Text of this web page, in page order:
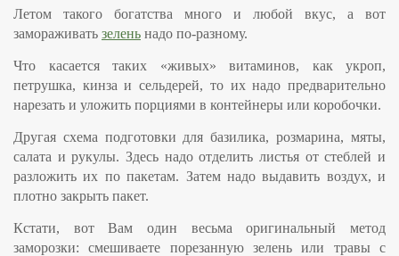
Летом такого богатства много и любой вкус, а вот
замораживать зелень надо по-разному.
Что касается таких «живых» витаминов, как укроп,
петрушка, кинза и сельдерей, то их надо предварительно
нарезать и уложить порциями в контейнеры или коробочки.
Другая схема подготовки длябазилика, розмарина, мяты,
салата и рукулы. Здесь надо отделить листья от стеблей и
разложить их по пакетам. Затем надо выдавить воздух, и
плотно закрыть пакет.
Кстати, вот Вам один весьма оригинальный метод
заморозки: смешиваете порезанную зелень или травы с